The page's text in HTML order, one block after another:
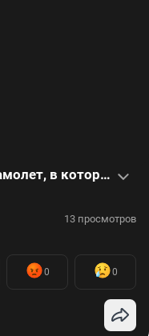
В США вертолет врезался в самолет, в котором могли быть фигуристы из РФ. Что об этом известно — в видео
13 просмотров
0 0